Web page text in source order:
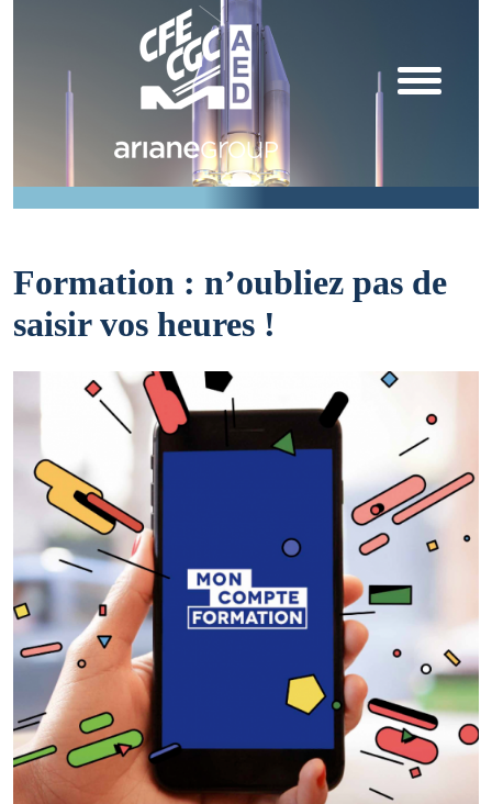
Formation : n’oubliez pas de
saisir vos heures !